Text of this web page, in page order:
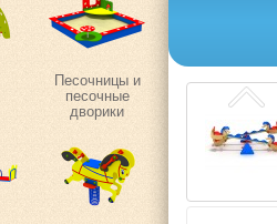
Песочницы и
песочные
дворики